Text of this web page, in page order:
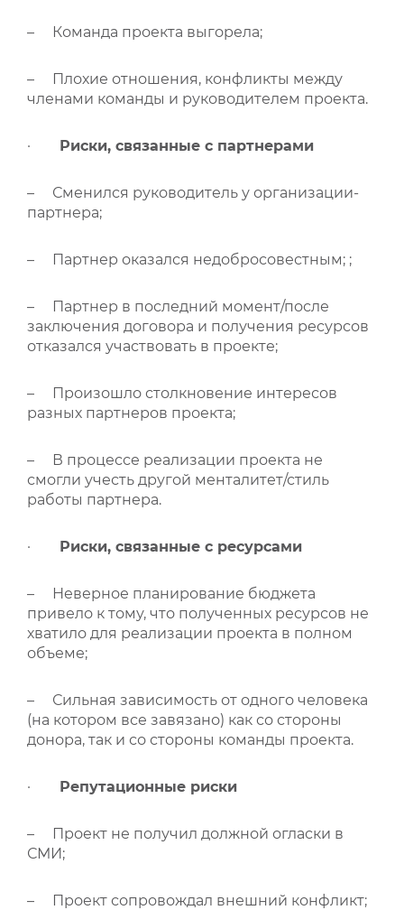
– Команда проекта выгорела;
– Плохие отношения, конфликты между
членами команды и руководителем проекта.
· Риски, связанные с партнерами
– Сменился руководитель у организации-
партнера;
– Партнер оказался недобросовестным; ;
– Партнер в последний момент/после
заключения договора и получения ресурсов
отказался участвовать в проекте;
– Произошло столкновение интересов
разных партнеров проекта;
– В процессе реализации проекта не
смогли учесть другой менталитет/стиль
работы партнера.
· Риски, связанные с ресурсами
– Неверное планирование бюджета
привело к тому, что полученных ресурсов не
хватило для реализации проекта в полном
объеме;
– Сильная зависимость от одного человека
(на котором все завязано) как со стороны
донора, так и со стороны команды проекта.
· Репутационные риски
– Проект не получил должной огласки в
СМИ;
– Проект сопровождал внешний конфликт;